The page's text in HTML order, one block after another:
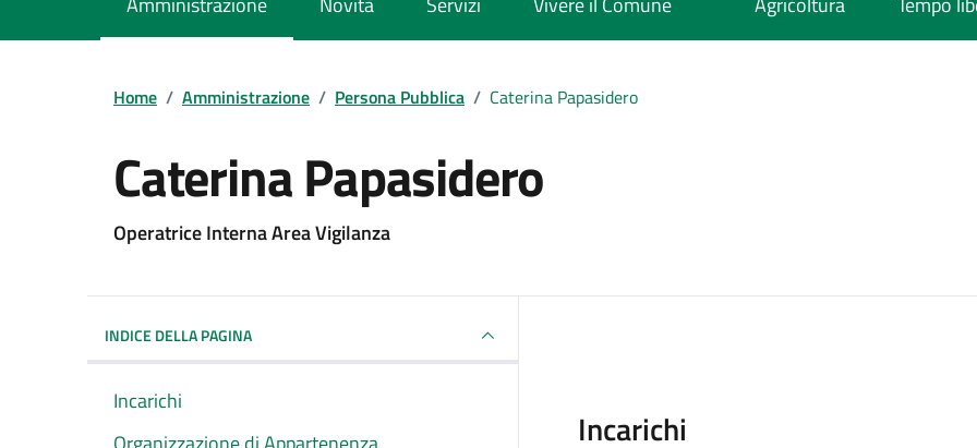
Home / Amministrazione / Persona Pubblica / Caterina Papasidero
Caterina Papasidero
Operatrice Interna Area Vigilanza
INDICE DELLA PAGINA
Incarichi
Incarichi